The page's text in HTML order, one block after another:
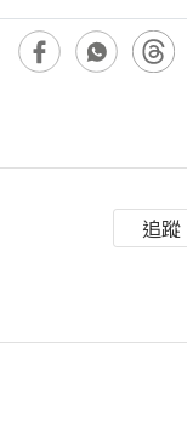
追蹤